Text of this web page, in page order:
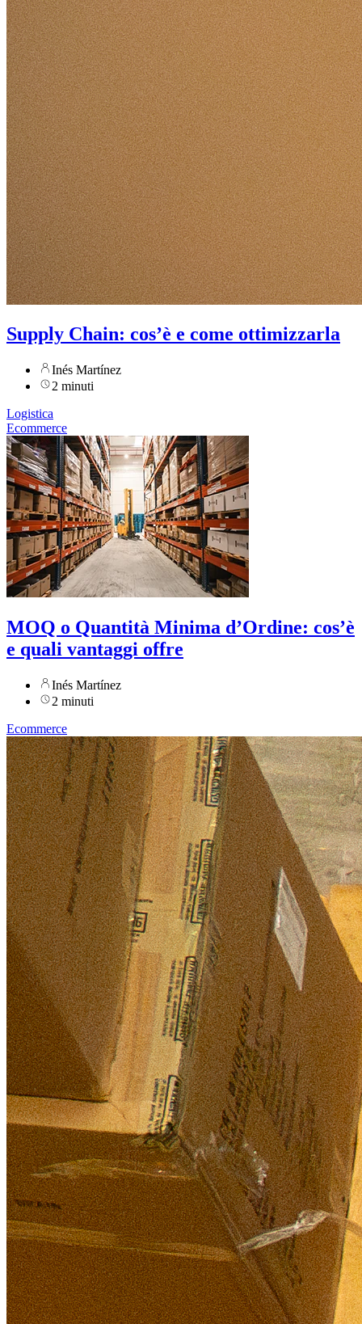
Supply Chain: cos’è e come ottimizzarla
Inés Martínez
2 minuti
Logistica
Ecommerce
MOQ o Quantità Minima d’Ordine: cos’è
e quali vantaggi offre
Inés Martínez
2 minuti
Ecommerce